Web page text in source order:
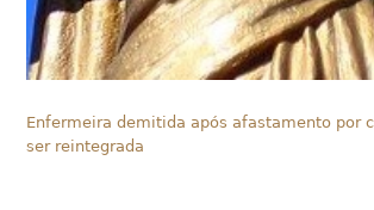
Enfermeira demitida após afastamento por
ser reintegrada